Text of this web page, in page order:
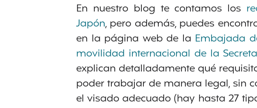
En nuestro blog te contamos los
Japón, pero además, puedes
en la página web de la Embajada
movilidad internacional de la
explican detalladamente qué
poder trabajar de manera legal, sin
el visado adecuado (hay hasta 27